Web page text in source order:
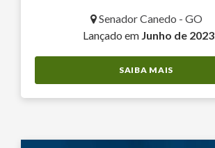
Senador Canedo - GO
Lançado em Junho de 2023
SAIBA MAIS